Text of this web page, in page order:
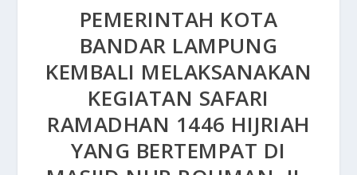
PEMERINTAH KOTA
BANDAR LAMPUNG
KEMBALI MELAKSANAKAN
KEGIATAN SAFARI
RAMADHAN 1446 HIJRIAH
YANG BERTEMPAT DI